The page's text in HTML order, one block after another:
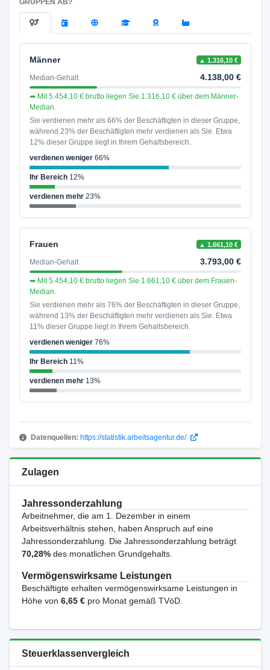
GRUPPEN AB?
Männer ▲ 1.316,10 €
Median-Gehalt 4.138,00 €
➡ Mit 5.454,10 € brutto liegen Sie 1.316,10 € über dem Männer-
Median.
Sie verdienen mehr als 66% der Beschäftigten in dieser Gruppe,
während 23% der Beschäftigten mehr verdienen als Sie. Etwa
12% dieser Gruppe liegt in Ihrem Gehaltsbereich.
verdienen weniger66%
Ihr Bereich12%
verdienen mehr23%
Frauen ▲ 1.661,10 €
Median-Gehalt 3.793,00 €
➡ Mit 5.454,10 € brutto liegen Sie 1.661,10 € über dem Frauen-
Median.
Sie verdienen mehr als 76% der Beschäftigten in dieser Gruppe,
während 13% der Beschäftigten mehr verdienen als Sie. Etwa
11% dieser Gruppe liegt in Ihrem Gehaltsbereich.
verdienen weniger76%
Ihr Bereich11%
verdienen mehr13%
Datenquellen: https://statistik.arbeitsagentur.de/
Zulagen
Jahressonderzahlung
Arbeitnehmer, die am 1. Dezember in einem
Arbeitsverhältnis stehen, haben Anspruch auf eine
Jahressonderzahlung. Die Jahressonderzahlung beträgt
70,28%des monatlichen Grundgehalts.
Vermögenswirksame Leistungen
Beschäftigte erhalten vermögenswirksame Leistungen in
Höhe von 6,65 €pro Monat gemäß TVöD.
Steuerklassenvergleich